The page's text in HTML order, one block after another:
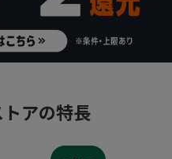
アの特長